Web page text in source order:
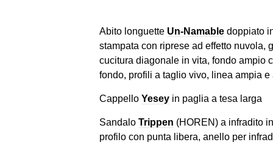
Abito longuette Un-Namabledoppiato
stampata con riprese ad effetto nuvola,
cucitura diagonale in vita, fondo ampio
fondo, profili a taglio vivo, linea ampia e
Cappello Yeseyin paglia a tesa larga
Sandalo Trippen (HOREN) a infradito
profilo con punta libera, anello per